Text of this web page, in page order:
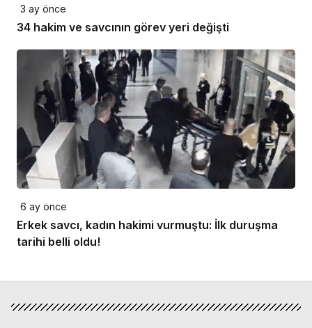
3 ay önce
34 hakim ve savcının görev yeri değişti
6 ay önce
Erkek savcı, kadın hakimi vurmuştu: İlk duruşma
tarihi belli oldu!